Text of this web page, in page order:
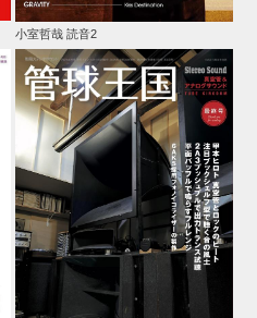
小室哲哉 読音2